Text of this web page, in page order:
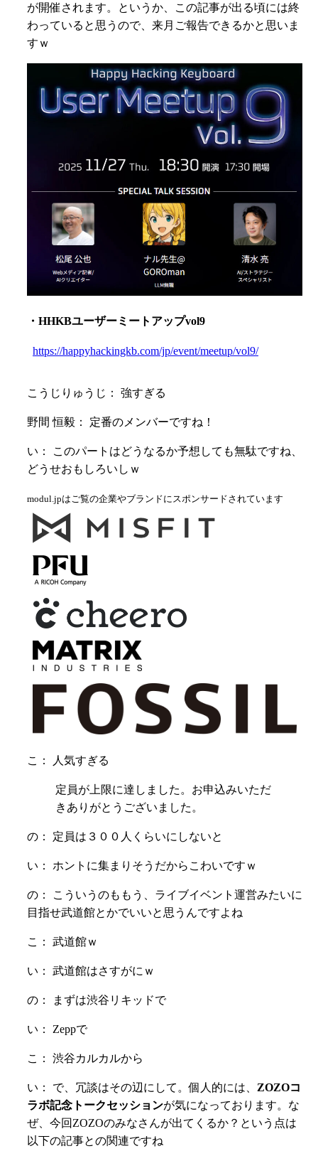
が開催されます。というか、この記事が出る頃には終
わっていると思うので、来月ご報告できるかと思いま
すｗ
・HHKBユーザーミートアップvol9
https://happyhackingkb.com/jp/event/meetup/vol9/
こうじりゅうじ： 強すぎる
野間 恒毅： 定番のメンバーですね！
い： このパートはどうなるか予想しても無駄ですね、
どうせおもしろいしｗ
modul.jpはご覧の企業やブランドにスポンサードされています
こ： 人気すぎる
定員が上限に達しました。お申込みいただ
きありがとうございました。
の： 定員は３００人くらいにしないと
い： ホントに集まりそうだからこわいですｗ
の： こういうのももう、ライブイベント運営みたいに
目指せ武道館とかでいいと思うんですよね
こ： 武道館ｗ
い： 武道館はさすがにｗ
の： まずは渋谷リキッドで
い： Zeppで
こ： 渋谷カルカルから
い： で、冗談はその辺にして。個人的には、 ZOZOコ
ラボ記念トークセッションが気になっております。な
ぜ、今回ZOZOのみなさんが出てくるか？という点は
以下の記事との関連ですね